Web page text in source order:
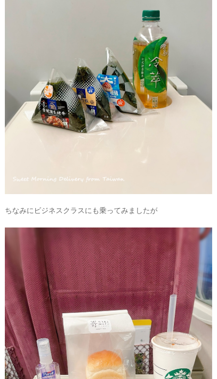
ちなみにビジネスクラスにも乗ってみましたが